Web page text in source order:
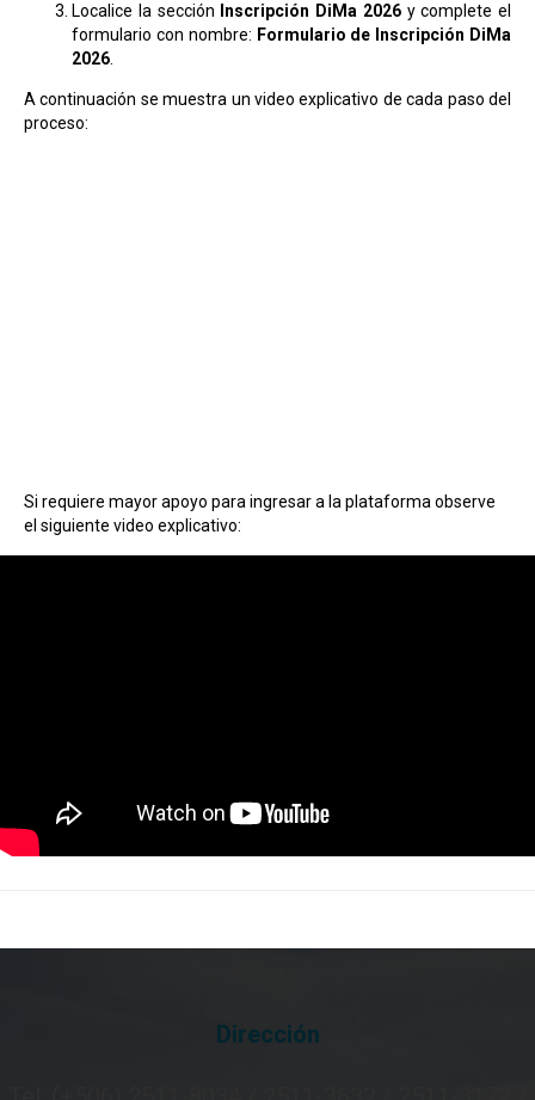
Localice la sección
Inscripción DiMa 2026y complete el
formulario con nombre: Formulario de Inscripción DiMa
2026
A continuación se muestra un video explicativo de cada paso del
proceso:
Si requiere mayor apoyo para ingresar a la plataforma observe
el siguiente video explicativo:
Dirección